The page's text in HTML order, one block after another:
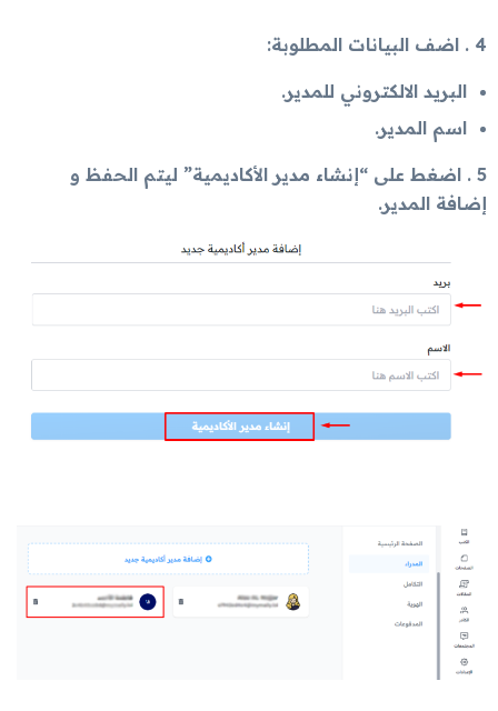
4 . اضف البيانات المطلوبة:
البريد الالكتروني للمدير.
اسم المدير.
5 . اضغط على “إنشاء مدير الأكاديمية” ليتم الحفظ و
إضافة المدير.